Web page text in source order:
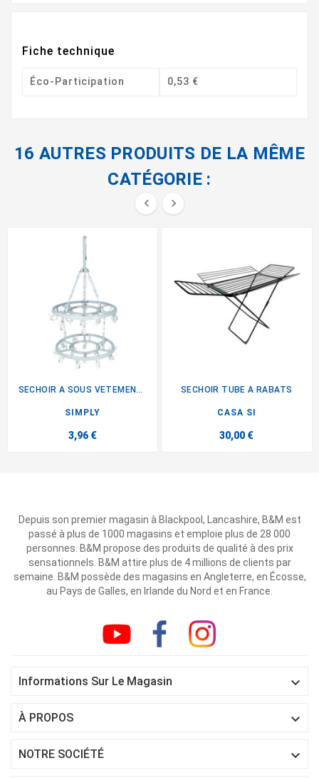
Fiche technique
Éco-Participation 0,53 €
16 AUTRES PRODUITS DE LA MÊME
CATÉGORIE :
 
SECHOIR A SOUS VETEMENT 2...
SIMPLY
3,96 €
SECHOIR TUBE A RABATS
CASA SI
30,00 €
Depuis son premier magasin à Blackpool, Lancashire, B&M est
passé à plus de 1000 magasins et emploie plus de 28 000
personnes. B&M propose des produits de qualité à des prix
sensationnels. B&M attire plus de 4 millions de clients par
semaine. B&M possède des magasins en Angleterre, en Écosse,
au Pays de Galles, en Irlande du Nord et en France.
Informations Sur Le Magasin 
À PROPOS 
NOTRE SOCIÉTÉ 